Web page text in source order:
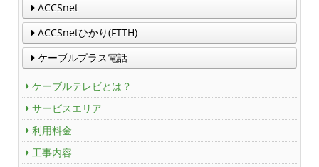
ACCSnet
ACCSnetひかり(FTTH)
ケーブルプラス電話
ケーブルテレビとは？
サービスエリア
利用料金
工事内容